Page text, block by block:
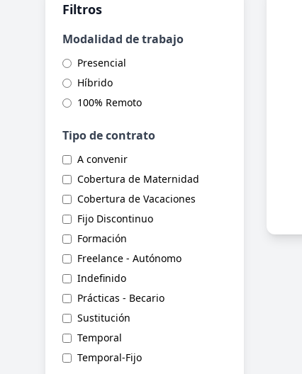
Filtros
Modalidad de trabajo
Presencial
Híbrido
100% Remoto
Tipo de contrato
A convenir
Cobertura de Maternidad
Cobertura de Vacaciones
Fijo Discontinuo
Formación
Freelance - Autónomo
Indefinido
Prácticas - Becario
Sustitución
Temporal
Temporal-Fijo